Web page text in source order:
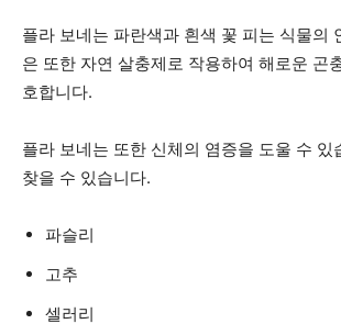
플라 보네는 파란색과 흰색 꽃 피는 식물의
은 또한 자연 살충제로 작용하여 해로운 곤
호합니다.
플라 보네는 또한 신체의 염증을 도울 수 있
찾을 수 있습니다.
파슬리
고추
셀러리